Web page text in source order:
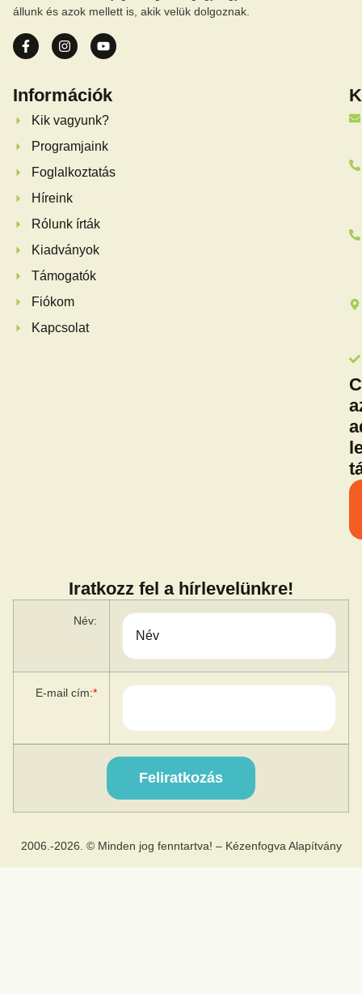
állunk és azok mellett is, akik velük dolgoznak.
Információk
Kik vagyunk?
Programjaink
Foglalkoztatás
Híreink
Rólunk írták
Kiadványok
Támogatók
Fiókom
Kapcsolat
Iratkozz fel a hírlevelünkre!
Név:
E-mail cím:*
2006.-2026. © Minden jog fenntartva! – Kézenfogva Alapítvány